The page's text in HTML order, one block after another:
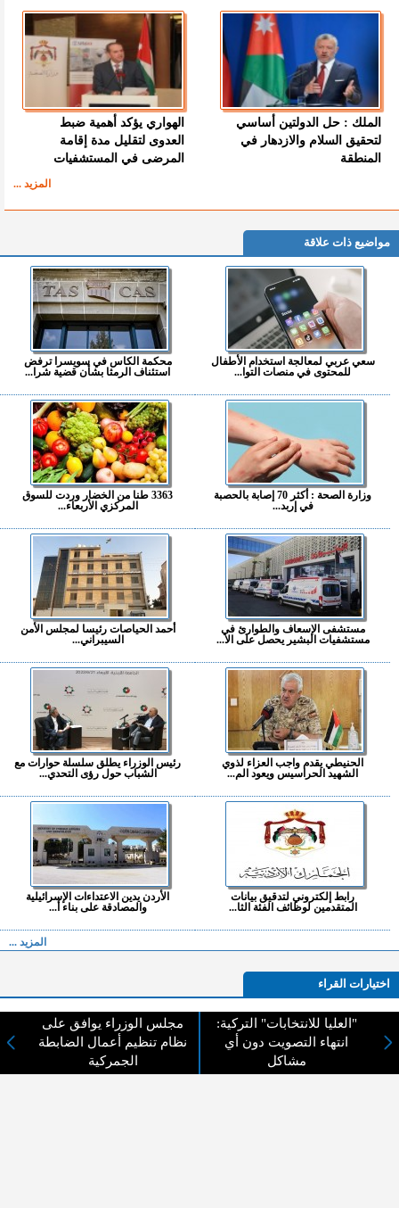
الملك : حل الدولتين أساسي
لتحقيق السلام والازدهار في
المنطقة
الهواري يؤكد أهمية ضبط
العدوى لتقليل مدة إقامة
المرضى في المستشفيات
المزيد ...
مواضيع ذات علاقة
سعي عربي لمعالجة استخدام الأطفال
للمحتوى في منصات التوا...
محكمة الكاس في سويسرا ترفض
استئناف الرمثا بشأن قضية شرا...
وزارة الصحة : أكثر 70 إصابة بالحصبة
في إربد...
3363 طنا من الخضار وردت للسوق
المركزي الأربعاء...
مستشفى الإسعاف والطوارئ في
مستشفيات البشير يحصل على الا...
أحمد الحياصات رئيسا لمجلس الأمن
السيبراني...
الحنيطي يقدم واجب العزاء لذوي
الشهيد الحراسيس ويعود الم...
رئيس الوزراء يطلق سلسلة حوارات مع
الشباب حول رؤى التحدي...
رابط إلكتروني لتدقيق بيانات
المتقدمين لوظائف الفئة الثا...
الأردن يدين الاعتداءات الإسرائيلية
والمصادقة على بناء أ...
المزيد ...
اختيارات القراء
"العليا للانتخابات" التركية:
انتهاء التصويت دون أي
مشاكل
مجلس الوزراء يوافق على
نظام تنظيم أعمال الضابطة
الجمركية